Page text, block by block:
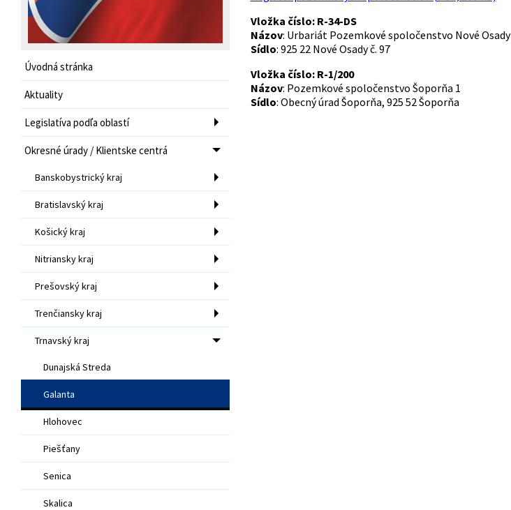
Úvodná stránka
Aktuality
Legislatíva podľa oblastí
Okresné úrady / Klientske centrá
Banskobystrický kraj
Bratislavský kraj
Košický kraj
Nitriansky kraj
Prešovský kraj
Trenčiansky kraj
Trnavský kraj
Dunajská Streda
Galanta
Hlohovec
Piešťany
Senica
Skalica
Vložka číslo: R-34-DS
Názov: Urbariát Pozemkové spoločenstvo Nové Osady
Sídlo: 925 22 Nové Osady č. 97
Vložka číslo: R-1/200
Názov: Pozemkové spoločenstvo Šoporňa 1
Sídlo: Obecný úrad Šoporňa, 925 52 Šoporňa